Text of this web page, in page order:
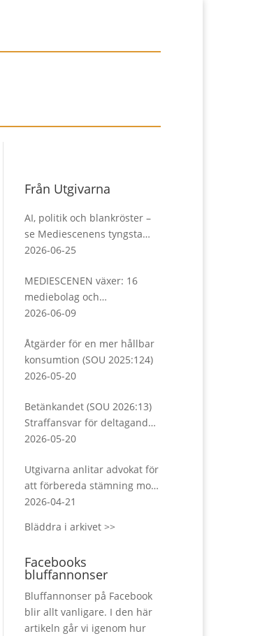
Från Utgivarna
AI, politik och blankröster –
se Mediescenens tyngsta
debatt här
2026-06-25
MEDIESCENEN växer: 16
mediebolag och
organisationer går samman
2026-06-09
Åtgärder för en mer hållbar
konsumtion (SOU 2025:124)
2026-05-20
Betänkandet (SOU 2026:13)
Straffansvar för deltagande i
och samröre med kriminella
2026-05-20
Utgivarna anlitar advokat för
att förbereda stämning mot
Meta
2026-04-21
Bläddra i arkivet >>
Facebooks
bluffannonser
Bluffannonser på Facebook
blir allt vanligare. I den här
artikeln går vi igenom hur